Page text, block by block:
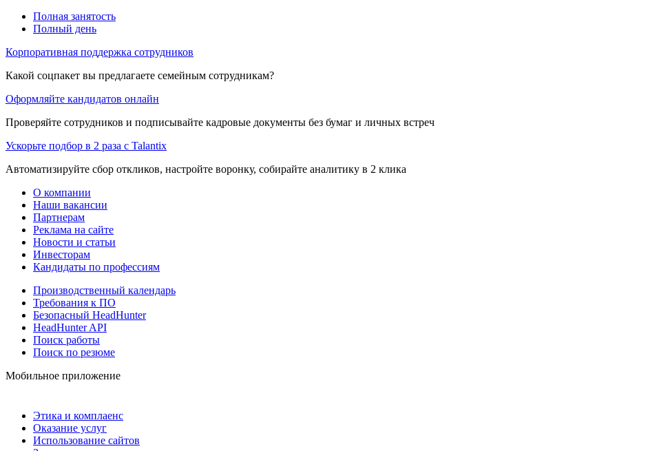
Полная занятость
Полный день
Корпоративная поддержка сотрудников
Какой соцпакет вы предлагаете семейным сотрудникам?
Оформляйте кандидатов онлайн
Проверяйте сотрудников и подписывайте кадровые документы без бумаг и личных встреч
Ускорьте подбор в 2 раза с Talantix
Автоматизируйте сбор откликов, настройте воронку, собирайте аналитику в 2 клика
О компании
Наши вакансии
Партнерам
Реклама на сайте
Новости и статьи
Инвесторам
Кандидаты по профессиям
Производственный календарь
Требования к ПО
Безопасный HeadHunter
HeadHunter API
Поиск работы
Поиск по резюме
Мобильное приложение
Этика и комплаенс
Оказание услуг
Использование сайтов